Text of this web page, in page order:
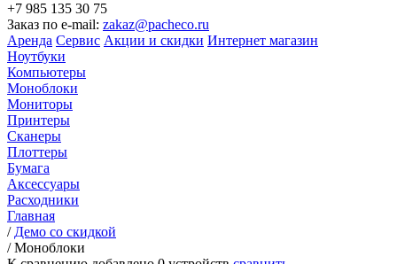
+7 985 135 30 75
Заказ по e-mail: zakaz@pacheco.ru
Аренда Сервис Акции и скидки Интернет магазин
Ноутбуки
Компьютеры
Моноблоки
Мониторы
Принтеры
Сканеры
Плоттеры
Бумага
Аксессуары
Расходники
Главная
/ Демо со скидкой
/Моноблоки